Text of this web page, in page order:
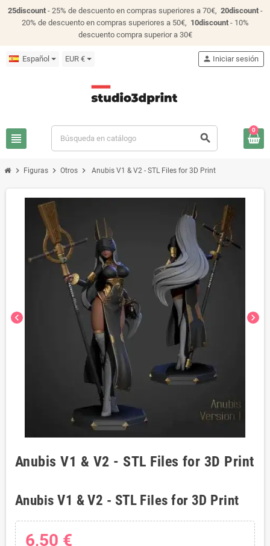
25discount- 25% de descuento en compras superiores a 70€, 20discount-
20% de descuento en compras superiores a 50€, 10discount- 10%
descuento compra superior a 30€
Español EUR €
view_headline search
person Iniciar sesión
0
chevron_right Figuras chevron_right Otros chevron_right Anubis V1 & V2 - STL Files for 3D Print
chevron_left chevron_right
Anubis V1 & V2 - STL Files for 3D Print
Anubis V1 & V2 - STL Files for 3D Print
6,50 €